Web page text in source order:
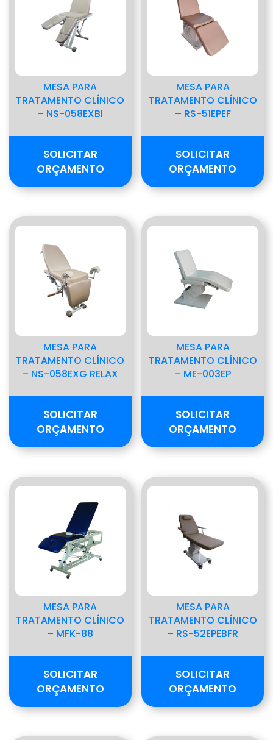
MESA PARA
TRATAMENTO CLÍNICO
– NS-058EXBI
SOLICITAR
ORÇAMENTO
MESA PARA
TRATAMENTO CLÍNICO
– RS-51EPEF
SOLICITAR
ORÇAMENTO
MESA PARA
TRATAMENTO CLÍNICO
– NS-058EXG RELAX
SOLICITAR
ORÇAMENTO
MESA PARA
TRATAMENTO CLÍNICO
– ME-003EP
SOLICITAR
ORÇAMENTO
MESA PARA
TRATAMENTO CLÍNICO
– MFK-88
SOLICITAR
ORÇAMENTO
MESA PARA
TRATAMENTO CLÍNICO
– RS-52EPEBFR
SOLICITAR
ORÇAMENTO